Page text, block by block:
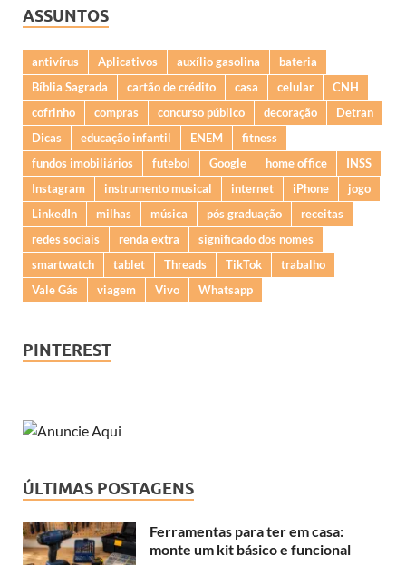
ASSUNTOS
antivírus Aplicativos auxílio gasolina
bateria
Bíblia Sagrada
cartão de crédito casa celular
CNH
cofrinho
compras concurso público decoração
Detran
Dicas
educação infantil ENEM
fitness
fundos imobiliários
futebol Google home office
INSS
Instagram
instrumento musical internet iPhone
jogo
LinkedIn
milhas música pós graduação
receitas
redes sociais
renda extra
significado dos nomes
smartwatch
tablet Threads TikTok
trabalho
Vale Gás
viagem Vivo Whatsapp
PINTEREST
ÚLTIMAS POSTAGENS
Ferramentas para ter em casa:
monte um kit básico e funcional